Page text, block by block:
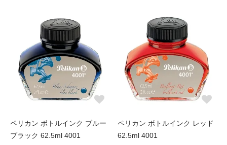
ペリカン ボトルインク ブルー
ブラック 62.5ml 4001
ペリカン ボトルインク レッド
62.5ml 4001